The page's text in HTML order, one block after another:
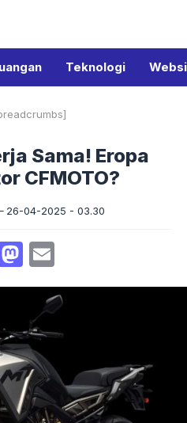
Teknologi
Sama! Eropa
CFMOTO?
26-04-2025 - 03.30
Mastodon